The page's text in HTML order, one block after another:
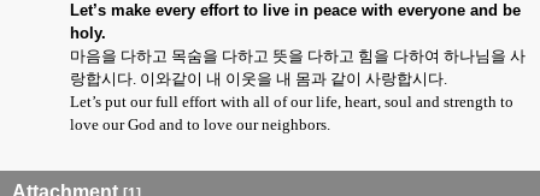
Let’s make every effort to live in peace with everyone and be
holy.
마음을 다하고 목숨을 다하고 뜻을 다하고 힘을 다하여 하나님을 사
랑합시다. 이와같이 내 이웃을 내 몸과 같이 사랑합시다.
Let’s put our full effort with all of our life, heart, soul and strength to
love our God and to love our neighbors.
Attachment